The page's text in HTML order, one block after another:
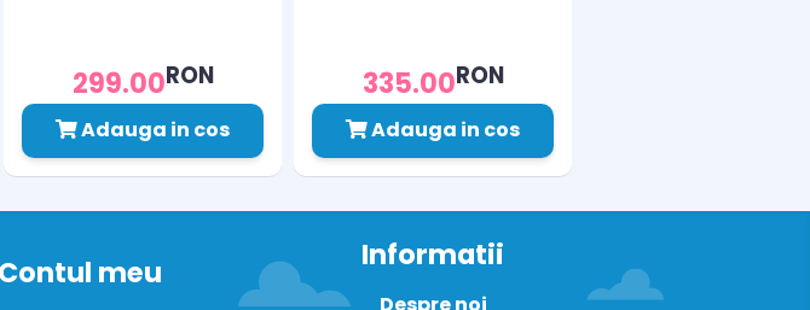
299.00RON
Adauga in cos
335.00RON
Adauga in cos
Contul meu Informatii
Despre noi